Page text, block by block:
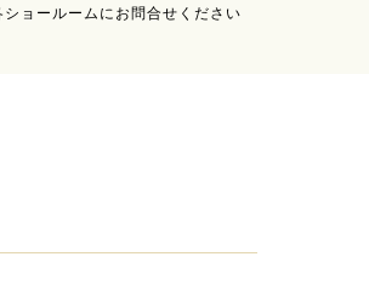
ョールームにお問合せください